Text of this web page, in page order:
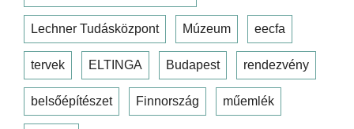
Lechner Tudásközpont Múzeum eecfa
tervek ELTINGA Budapest rendezvény
belsőépítészet Finnország műemlék